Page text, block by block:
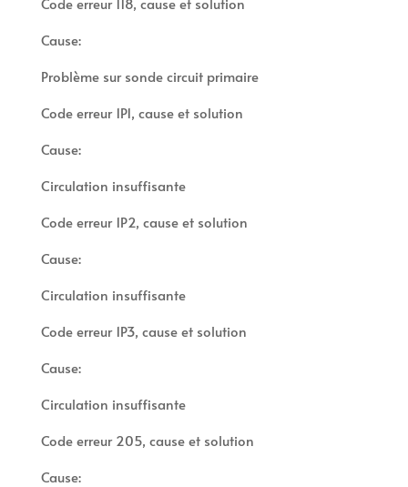
Cause:
Problème sur sonde circuit primaire
Code erreur 1P1, cause et solution
Cause:
Circulation insuffisante
Code erreur 1P2, cause et solution
Cause:
Circulation insuffisante
Code erreur 1P3, cause et solution
Cause:
Circulation insuffisante
Code erreur 205, cause et solution
Cause: